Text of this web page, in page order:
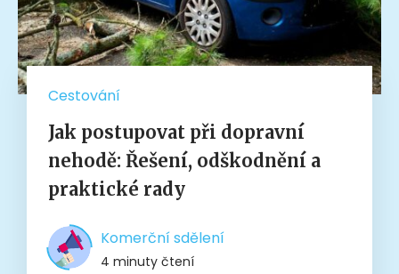
Cestování
Jak postupovat při dopravní
nehodě: Řešení, odškodnění a
praktické rady
Komerční sdělení
4 minuty čtení